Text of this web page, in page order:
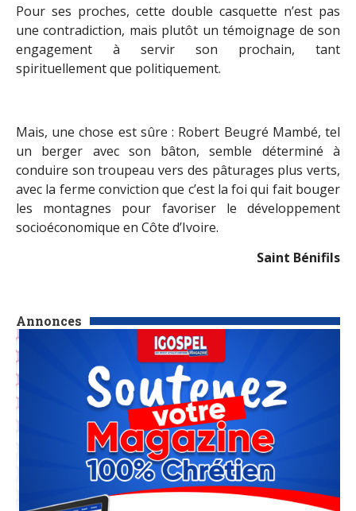
Annonces
Pour ses proches, cette double casquette n’est pas
une contradiction, mais plutôt un témoignage de son
engagement à servir son prochain, tant
spirituellement que politiquement.
Mais, une chose est sûre : Robert Beugré Mambé, tel
un berger avec son bâton, semble déterminé à
conduire son troupeau vers des pâturages plus verts,
avec la ferme conviction que c’est la foi qui fait bouger
les montagnes pour favoriser le développement
socioéconomique en Côte d’Ivoire.
Saint Bénifils